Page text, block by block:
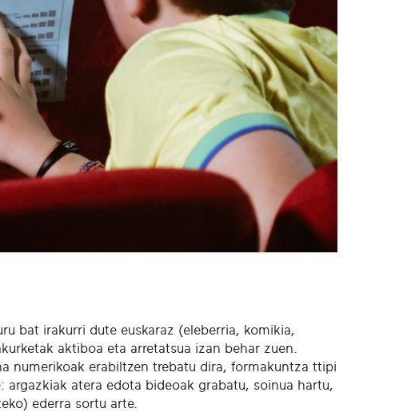
bat irakurri dute euskaraz (eleberria, komikia,
aktiboa eta arretatsua izan behar zuen.
numerikoak erabiltzen trebatu dira, formakuntza ttipi
atera edota bideoak grabatu, soinua hartu,
ederra sortu arte.